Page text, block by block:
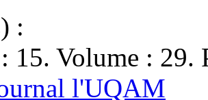
:
15. Volume : 29.
l'UQAM